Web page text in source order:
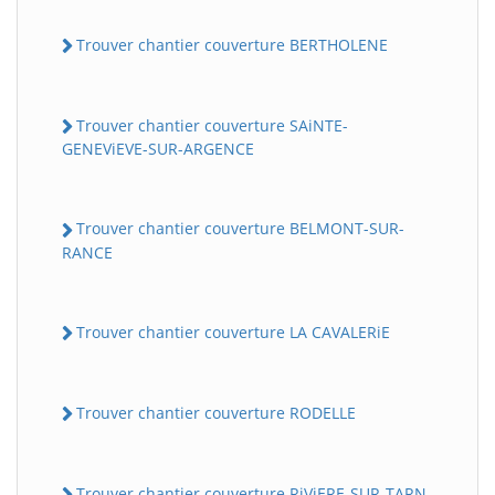
Trouver chantier couverture BERTHOLENE
Trouver chantier couverture SAiNTE-
GENEViEVE-SUR-ARGENCE
Trouver chantier couverture BELMONT-SUR-
RANCE
Trouver chantier couverture LA CAVALERiE
Trouver chantier couverture RODELLE